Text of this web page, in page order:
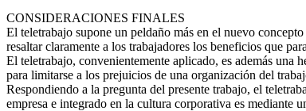
CONSIDERACIONES FINALES
El teletrabajo supone un peldaño más en el nuevo
resaltar claramente a los trabajadores los beneficios que
El teletrabajo, convenientemente aplicado, es además una
para limitarse a los prejuicios de una organización del
Respondiendo a la pregunta del presente trabajo, el
empresa e integrado en la cultura corporativa es mediante